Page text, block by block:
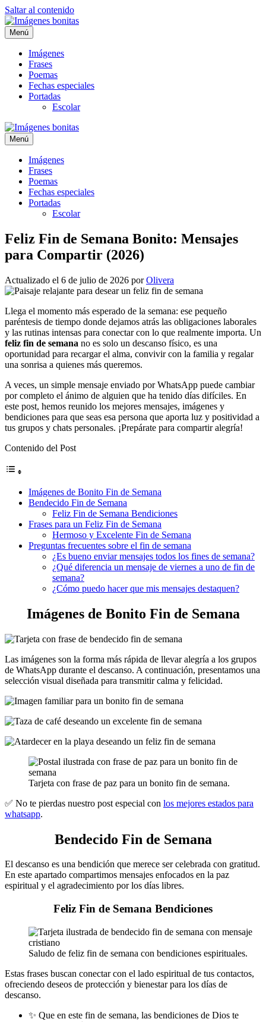
Saltar al contenido
Menú
Imágenes
Frases
Poemas
Fechas especiales
Portadas
Escolar
Menú
Imágenes
Frases
Poemas
Fechas especiales
Portadas
Escolar
Feliz Fin de Semana Bonito: Mensajes
para Compartir (2026)
Actualizado el 6 de julio de 2026 porOlivera
Llega el momento más esperado de la semana: ese pequeño
paréntesis de tiempo donde dejamos atrás las obligaciones laborales
y las rutinas intensas para conectar con lo que realmente importa. Un
feliz fin de semana no es solo un descanso físico, es una
oportunidad para recargar el alma, convivir con la familia y regalar
una sonrisa a quienes más queremos.
A veces, un simple mensaje enviado por WhatsApp puede cambiar
por completo el ánimo de alguien que ha tenido días difíciles. En
este post, hemos reunido los mejores mensajes, imágenes y
bendiciones para que seas esa persona que aporta luz y positividad a
tus grupos y chats personales. ¡Prepárate para compartir alegría!
Contenido del Post
Imágenes de Bonito Fin de Semana
Bendecido Fin de Semana
Feliz Fin de Semana Bendiciones
Frases para un Feliz Fin de Semana
Hermoso y Excelente Fin de Semana
Preguntas frecuentes sobre el fin de semana
¿Es bueno enviar mensajes todos los fines de semana?
¿Qué diferencia un mensaje de viernes a uno de fin de
semana?
¿Cómo puedo hacer que mis mensajes destaquen?
Imágenes de Bonito Fin de Semana
Las imágenes son la forma más rápida de llevar alegría a los grupos
de WhatsApp durante el descanso. A continuación, presentamos una
selección visual diseñada para transmitir calma y felicidad.
Tarjeta con frase de paz para un bonito fin de semana.
✅​ No te pierdas nuestro post especial con los mejores estados para
whatsapp.
Bendecido Fin de Semana
El descanso es una bendición que merece ser celebrada con gratitud.
En este apartado compartimos mensajes enfocados en la paz
espiritual y el agradecimiento por los días libres.
Feliz Fin de Semana Bendiciones
Saludo de feliz fin de semana con bendiciones espirituales.
Estas frases buscan conectar con el lado espiritual de tus contactos,
ofreciendo deseos de protección y bienestar para los días de
descanso.
✨ Que en este fin de semana, las bendiciones de Dios te